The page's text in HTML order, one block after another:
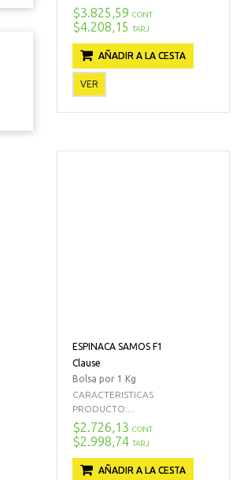
$3.825,59 CONT
$4.208,15 TARJ
AÑADIR A LA CESTA
VER
ESPINACA SAMOS F1
Clause
Bolsa por 1 Kg
CARACTERISTICAS
PRODUCTO:...
$2.726,13 CONT
$2.998,74 TARJ
AÑADIR A LA CESTA